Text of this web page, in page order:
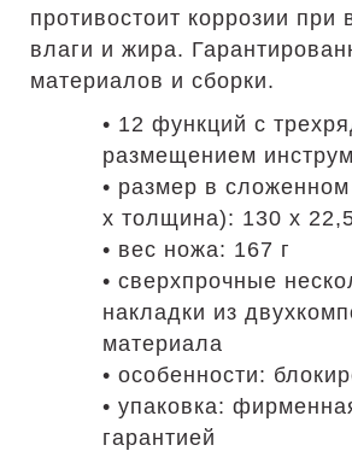
противостоит коррозии при
влаги и жира.
материалов и сборки.
• 12 функций с
размещением
• размер в
х толщина): 130 х
• вес ножа: 167 г
• сверхпрочные
накладки из
материала
• особенности:
• упаковка:
гарантией